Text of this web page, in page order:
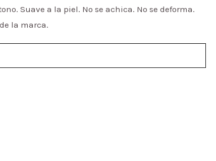
Suave a la piel. No se achica. No se deforma.
la marca.